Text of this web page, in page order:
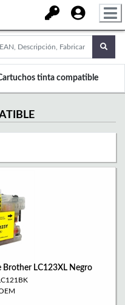
tinta compatible
Brother LC123XL Negro